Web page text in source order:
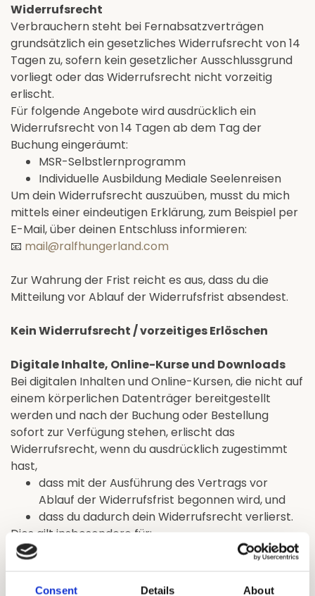
Consent Details About
Widerrufsrecht
Verbrauchern steht bei Fernabsatzverträgen
grundsätzlich ein gesetzliches Widerrufsrecht von 14
Tagen zu, sofern kein gesetzlicher Ausschlussgrund
vorliegt oder das Widerrufsrecht nicht vorzeitig
erlischt.
Für folgende Angebote wird ausdrücklich ein
Widerrufsrecht von 14 Tagen ab dem Tag der
Buchung eingeräumt:
MSR-Selbstlernprogramm
Individuelle Ausbildung Mediale Seelenreisen
Um dein Widerrufsrecht auszuüben, musst du mich
mittels einer eindeutigen Erklärung, zum Beispiel per
E-Mail, über deinen Entschluss informieren:
📧 mail@ralfhungerland.com
Zur Wahrung der Frist reicht es aus, dass du die
Mitteilung vor Ablauf der Widerrufsfrist absendest.
Kein Widerrufsrecht / vorzeitiges Erlöschen
Digitale Inhalte, Online-Kurse und Downloads
Bei digitalen Inhalten und Online-Kursen, die nicht auf
einem körperlichen Datenträger bereitgestellt
werden und nach der Buchung oder Bestellung
sofort zur Verfügung stehen, erlischt das
Widerrufsrecht, wenn du ausdrücklich zugestimmt
hast,
dass mit der Ausführung des Vertrags vor
Ablauf der Widerrufsfrist begonnen wird, und
dass du dadurch dein Widerrufsrecht verlierst.
Dies gilt insbesondere für:
digitale Inhalte und Online-Kurse mit sofortigem
Meditationen, Audios, PDFs, E-Books und